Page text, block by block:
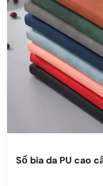
Sổ bìa da PU cao